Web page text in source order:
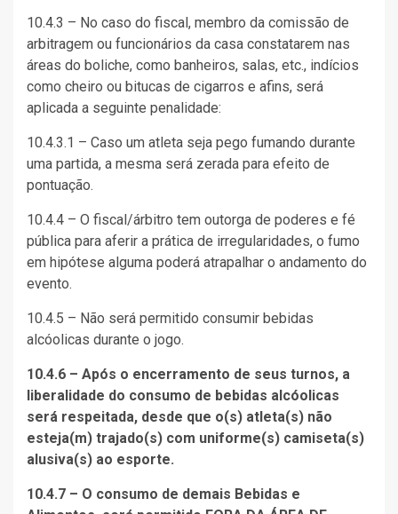
10.4.3 – No caso do fiscal, membro da comissão de
arbitragem ou funcionários da casa constatarem nas
áreas do boliche, como banheiros, salas, etc., indícios
como cheiro ou bitucas de cigarros e afins, será
aplicada a seguinte penalidade:
10.4.3.1 – Caso um atleta seja pego fumando durante
uma partida, a mesma será zerada para efeito de
pontuação.
10.4.4 – O fiscal/árbitro tem outorga de poderes e fé
pública para aferir a prática de irregularidades, o fumo
em hipótese alguma poderá atrapalhar o andamento do
evento.
10.4.5 – Não será permitido consumir bebidas
alcóolicas durante o jogo.
10.4.6 – Após o encerramento de seus turnos, a
liberalidade do consumo de bebidas alcóolicas
será respeitada, desde que o(s) atleta(s) não
esteja(m) trajado(s) com uniforme(s) camiseta(s)
alusiva(s) ao esporte.
10.4.7 – O consumo de demais Bebidas e